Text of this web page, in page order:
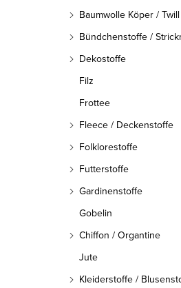
Baumwolle Köper / Twill
Bündchenstoffe /
Dekostoffe
Filz
Frottee
Fleece / Deckenstoffe
Folklorestoffe
Futterstoffe
Gardinenstoffe
Gobelin
Chiffon / Organtine
Jute
Kleiderstoffe /